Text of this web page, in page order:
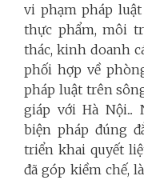
vi phạm pháp
thực phẩm, môi
thác, kinh doanh
phối hợp về
pháp luật trên
giáp với Hà Nội...
biện pháp đúng
triển khai quyết
đã góp kiềm chế,